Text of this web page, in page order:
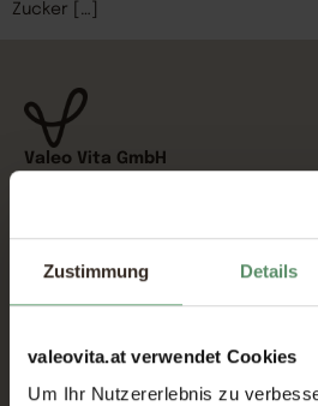
Zustimmung Details
valeovita.at verwendet Cookies
Um Ihr Nutzererlebnis zu
Zucker […]
Valeo Vita GmbH
Österreich
Telefon:+43 720 590 459
E-Mail:office@valeovita.at
@valeovita.official
Sortiment